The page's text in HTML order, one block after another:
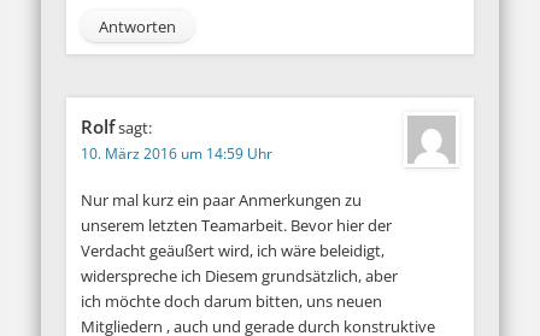
Antworten
Rolfsagt:
10. März 2016 um 14:59 Uhr
Nur mal kurz ein paar Anmerkungen zu
unserem letzten Teamarbeit. Bevor hier der
Verdacht geäußert wird, ich wäre beleidigt,
widerspreche ich Diesem grundsätzlich, aber
ich möchte doch darum bitten, uns neuen
Mitgliedern , auch und gerade durch konstruktive